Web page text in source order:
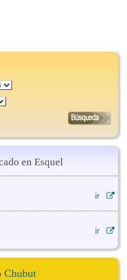
en Esquel
ir
ir
Chubut